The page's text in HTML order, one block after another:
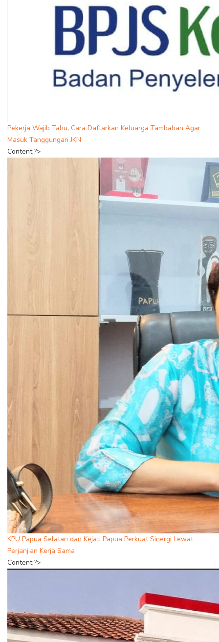
Pekerja Wajib Tahu, Cara Daftarkan Keluarga Tambahan Agar
Masuk Tanggungan JKN
Content;?>
KPU Papua Selatan dan Kejati Papua Perkuat Sinergi Lewat
Perjanjian Kerja Sama
Content;?>